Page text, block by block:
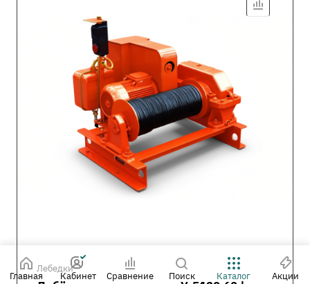
Лебедки
Главная Кабинет Сравнение Поиск Каталог Акции